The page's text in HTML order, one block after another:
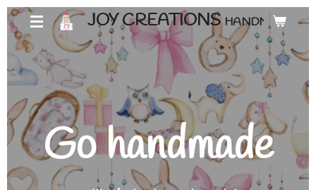
Ga
direct
naar
de
hoofdinhoud
JOY CREATIONS HANDMADE ♡
Go handmade